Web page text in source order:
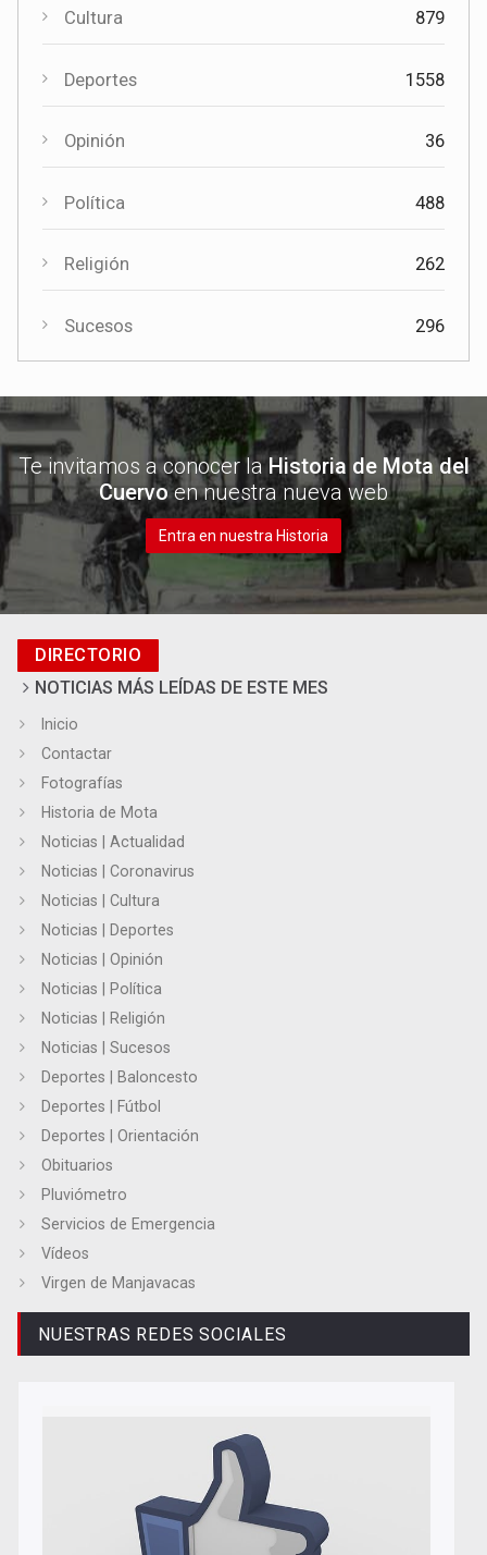
Cultura 879
Deportes 1558
Opinión 36
Política 488
Religión 262
Sucesos 296
Te invitamos a conocer laHistoria de Mota del
Cuervoen nuestra nueva web
Entra en nuestra Historia
DIRECTORIO
NOTICIAS MÁS LEÍDAS DE ESTE MES
Inicio
Contactar
Fotografías
Historia de Mota
Noticias | Actualidad
Noticias | Coronavirus
Noticias | Cultura
Noticias | Deportes
Noticias | Opinión
Noticias | Política
Noticias | Religión
Noticias | Sucesos
Deportes | Baloncesto
Deportes | Fútbol
Deportes | Orientación
Obituarios
Pluviómetro
Servicios de Emergencia
Vídeos
Virgen de Manjavacas
NUESTRAS REDES SOCIALES